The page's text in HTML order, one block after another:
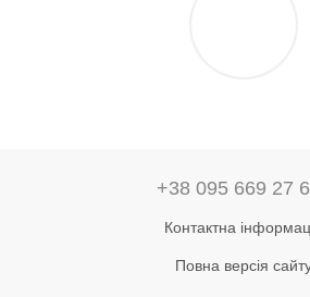
+38 095 669 27
Контактна
Повна версія